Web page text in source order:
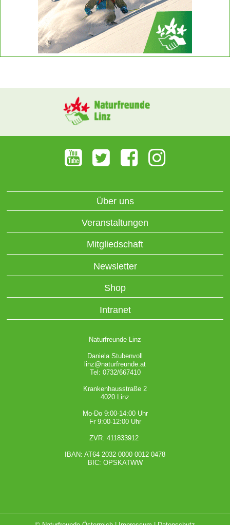
Über uns
Veranstaltungen
Mitgliedschaft
Newsletter
Shop
Intranet
Naturfreunde Linz
Daniela Stubenvoll
linz@naturfreunde.at
Tel: 0732/667410
Krankenhausstraße 2
4020 Linz
Mo-Do 9:00-14:00 Uhr
Fr 9:00-12:00 Uhr
ZVR: 411833912
IBAN: AT64 2032 0000 0012 0478
BIC: OPSKATWW